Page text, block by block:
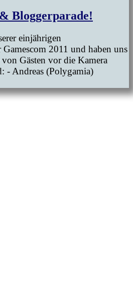
Bloggerparade!
einjährigen
Gamescom 2011 und haben uns
Gästen vor die Kamera
- Andreas (Polygamia)